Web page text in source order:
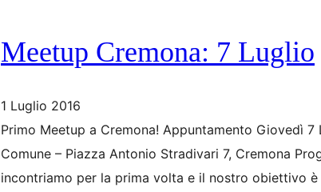
Meetup Cremona: 7 Luglio
1 Luglio 2016
Primo Meetup a Cremona! Appuntamento Giovedì
Comune – Piazza Antonio Stradivari 7, Cremona
incontriamo per la prima volta e il nostro obiettivo